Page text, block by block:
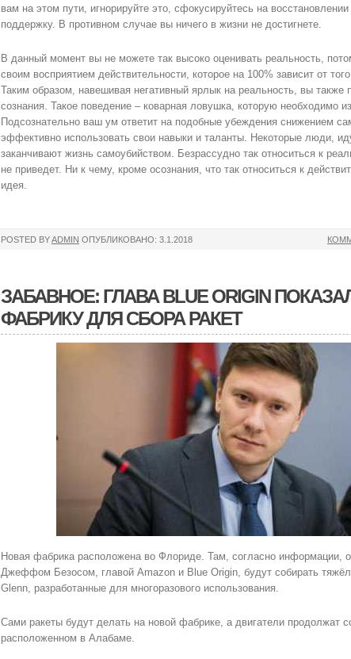
вам на этом пути, игнорируйте это, сфокусируйтесь на
поддержку. В противном случае вы ничего в жизни не достигнете.
В данный момент вы не можете так высоко оценивать реальность,
своим восприятием действительности, которое на 100% зависит от
Таким образом, навешивая негативный ярлык на реальность, вы также
сознания. Такое поведение – коварная ловушка, которую необходимо
Подсознательно ваш ум ответит на подобные убеждения снижением
эффективно использовать свои навыки и таланты. Некоторые люди,
заканчивают жизнь самоубийством. Безрассудно так относиться к
не приведет. Ни к чему, кроме осознания, что так относиться к
идея.
POSTED BYADMIN ОПУБЛИКОВАНО: 3.1.2018
ЗАБАВНОЕ: ГЛАВА BLUE ORIGIN
ФАБРИКУ ДЛЯ СБОРА РАКЕТ
Новая фабрика расположена во Флориде. Там, согласно информации,
Джеффом Безосом, главой Amazon и Blue Origin, будут собирать
Glenn, разработанные для многоразового использования.
Сами ракеты будут делать на новой фабрике, а двигатели продолжат
расположенном в Алабаме.